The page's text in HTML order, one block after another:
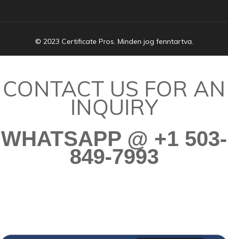
© 2023 Certificate Pros. Minden jog fenntartva.
CONTACT US FOR AN
INQUIRY
WHATSAPP @ +1 503-
849-7993